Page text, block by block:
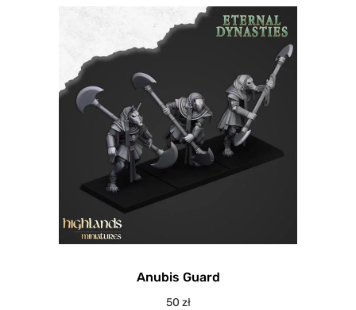
Anubis Guard
50 zł